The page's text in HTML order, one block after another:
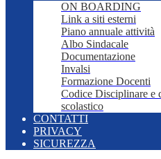
ON BOARDING
Link a siti esterni
Piano annuale attività
Albo Sindacale
Documentazione
Invalsi
Formazione Docenti
Codice Disciplinare e
scolastico
CONTATTI
PRIVACY
SICUREZZA